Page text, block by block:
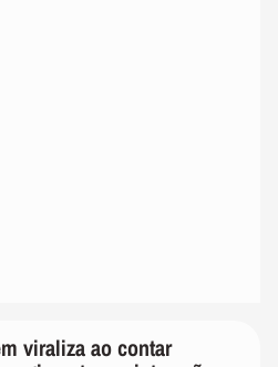
viraliza ao contar